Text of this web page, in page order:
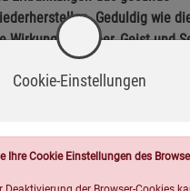
Geduldig wie
Wirkung in Körper, Geist und
Cookie-Einstellungen
Ihre Cookie Einstellungen des